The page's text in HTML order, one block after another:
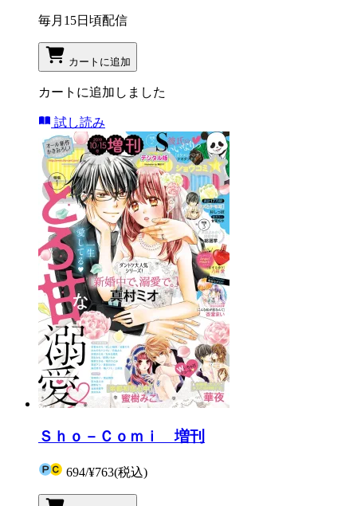
毎月15日頃配信
カートに追加
カートに追加しました
試し読み
Ｓｈｏ－Ｃｏｍｉ 増刊
694/¥763(税込)